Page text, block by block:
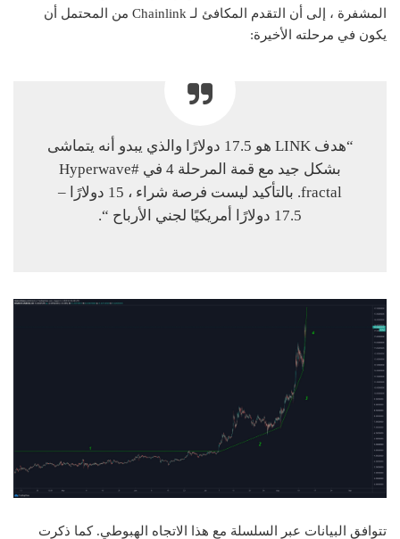
المشفرة ، إلى أن التقدم المكافئ لـ Chainlink من المحتمل أن
يكون في مرحلته الأخيرة:
“هدف LINK هو 17.5 دولارًا والذي يبدو أنه يتماشى
بشكل جيد مع قمة المرحلة 4 في #Hyperwave
fractal. بالتأكيد ليست فرصة شراء ، 15 دولارًا –
17.5 دولارًا أمريكيًا لجني الأرباح “.
تتوافق البيانات عبر السلسلة مع هذا الاتجاه الهبوطي. كما ذكرت